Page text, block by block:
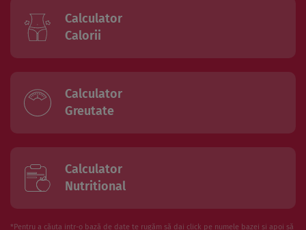
Calculator
Calorii
Calculator
Greutate
Calculator
Nutritional
*Pentru a căuta intr-o bază de date te rugăm să dai click pe numele bazei și apoi să